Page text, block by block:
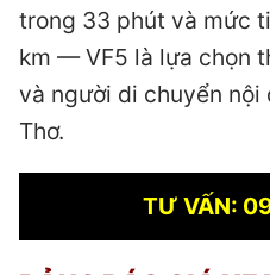
trong 33 phút và mức
km — VF5 là lựa chọn
và người di chuyển nội
Thơ.
TƯ VẤN: